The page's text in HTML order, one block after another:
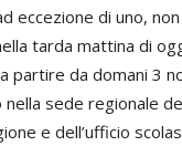
eccezione di uno,
tarda mattina di
partire da domani 3
sede regionale
e dell’ufficio